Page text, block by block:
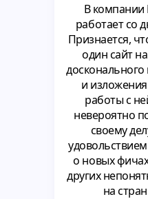
В компании
работает со
Признается,
один сайт
и изложения
работы с
невероятно
своему
о новых
других
на